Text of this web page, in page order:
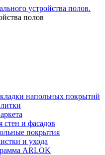
полов
напольных покрытий
стен и фасадов
покрытия
и ухода
ARLOK